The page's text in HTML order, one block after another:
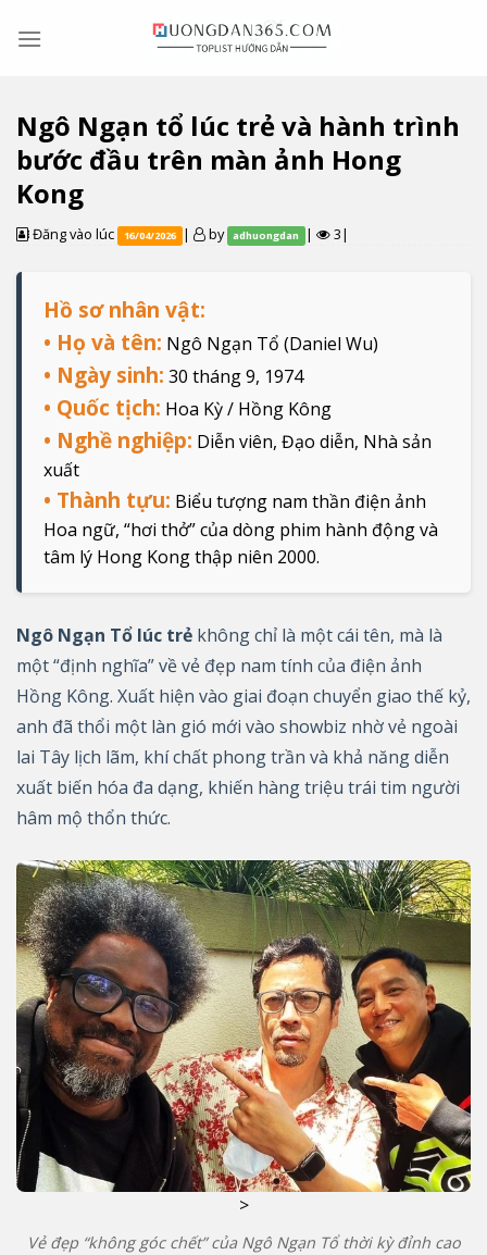
Ngô Ngạn tổ lúc trẻ và hành trình
bước đầu trên màn ảnh Hong
Kong
Đăng vào lúc 16/04/2026 | by adhuongdan | 3|
Hồ sơ nhân vật:
• Họ và tên: Ngô Ngạn Tổ (Daniel Wu)
• Ngày sinh: 30 tháng 9, 1974
• Quốc tịch: Hoa Kỳ / Hồng Kông
• Nghề nghiệp: Diễn viên, Đạo diễn, Nhà sản
xuất
• Thành tựu: Biểu tượng nam thần điện ảnh
Hoa ngữ, “hơi thở” của dòng phim hành động và
tâm lý Hong Kong thập niên 2000.
Ngô Ngạn Tổ lúc trẻ không chỉ là một cái tên, mà là
một “định nghĩa” về vẻ đẹp nam tính của điện ảnh
Hồng Kông. Xuất hiện vào giai đoạn chuyển giao thế kỷ,
anh đã thổi một làn gió mới vào showbiz nhờ vẻ ngoài
lai Tây lịch lãm, khí chất phong trần và khả năng diễn
xuất biến hóa đa dạng, khiến hàng triệu trái tim người
hâm mộ thổn thức.
>
Vẻ đẹp “không góc chết” của Ngô Ngạn Tổ thời kỳ đỉnh cao